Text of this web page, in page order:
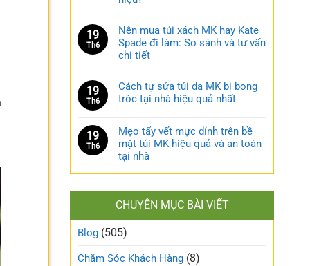
19
Th6
Nên mua túi xách MK hay Kate
Spade đi làm: So sánh và tư vấn
chi tiết
19
Th6
Cách tự sửa túi da MK bị bong
tróc tại nhà hiệu quả nhất
19
Th6
Mẹo tẩy vết mực dính trên bề
mặt túi MK hiệu quả và an toàn
tại nhà
CHUYÊN MỤC BÀI VIẾT
Blog (505)
Chăm Sóc Khách Hàng (8)